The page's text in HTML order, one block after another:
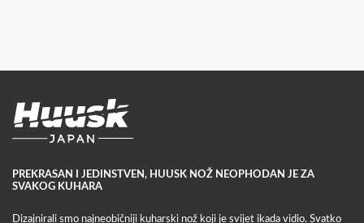
PREKRASAN I JEDINSTVEN, HUUSK NOŽ NEOPHODAN JE ZA
SVAKOG KUHARA
Dizajnirali smo najneobičniji kuharski nož koji je svijet ikada vidio. Svatko